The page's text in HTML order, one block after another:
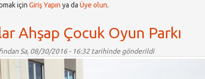
için Giriş Yapın ya da Üye olun.
Ahşap Çocuk Oyun Parkı
Sa, 08/30/2016 - 16:32 tarihinde gönderildi